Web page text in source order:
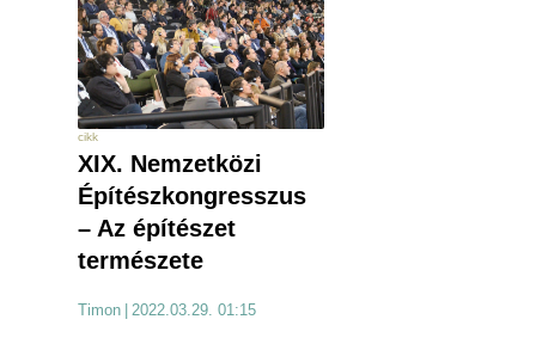
cikk
XIX. Nemzetközi
Építészkongresszus
– Az építészet
természete
Timon 2022.03.29. 01:15